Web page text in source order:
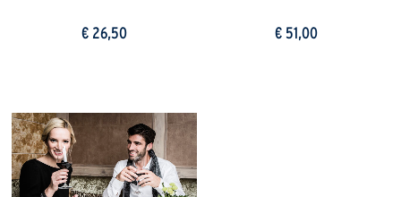
€ 26,50 € 51,00